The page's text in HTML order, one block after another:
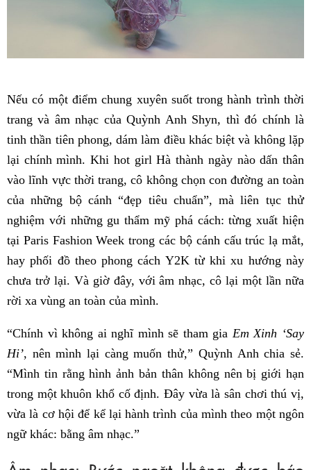
Nếu có một điểm chung xuyên suốt trong hành trình thời
trang và âm nhạc của Quỳnh Anh Shyn, thì đó chính là
tinh thần tiên phong, dám làm điều khác biệt và không lặp
lại chính mình. Khi hot girl Hà thành ngày nào dấn thân
vào lĩnh vực thời trang, cô không chọn con đường an toàn
của những bộ cánh “đẹp tiêu chuẩn”, mà liên tục thử
nghiệm với những gu thẩm mỹ phá cách: từng xuất hiện
tại Paris Fashion Week trong các bộ cánh cấu trúc lạ mắt,
hay phối đồ theo phong cách Y2K từ khi xu hướng này
chưa trở lại. Và giờ đây, với âm nhạc, cô lại một lần nữa
rời xa vùng an toàn của mình.
“Chính vì không ai nghĩ mình sẽ tham gia Em Xinh ‘Say
Hi’, nên mình lại càng muốn thử,” Quỳnh Anh chia sẻ.
“Mình tin rằng hình ảnh bản thân không nên bị giới hạn
trong một khuôn khổ cố định. Đây vừa là sân chơi thú vị,
vừa là cơ hội để kể lại hành trình của mình theo một ngôn
ngữ khác: bằng âm nhạc.”